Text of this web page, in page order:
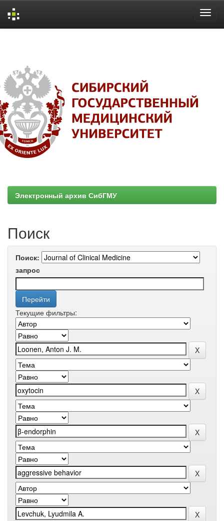
Электронный архив СибГМУ
Поиск
Поиск:
запрос
Текущие фильтры: